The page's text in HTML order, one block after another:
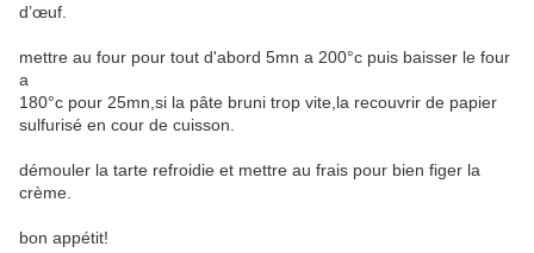
d’œuf.
mettre au four pour tout d'abord 5mn a 200°c puis baisser le four
a
180°c pour 25mn,si la pâte bruni trop vite,la recouvrir de papier
sulfurisé en cour de cuisson.
démouler la tarte refroidie et mettre au frais pour bien figer la
crème.
bon appétit!